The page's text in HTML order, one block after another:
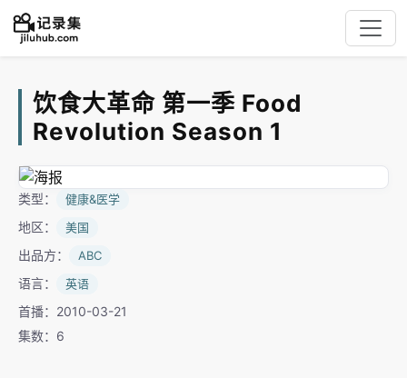
饮食大革命 第一季 Food
Revolution Season 1
类型： 健康&医学
地区： 美国
出品方： ABC
语言： 英语
首播：2010-03-21
集数：6